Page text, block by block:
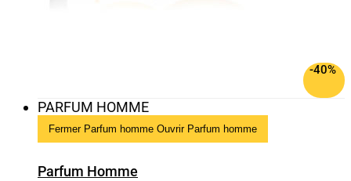
-40%
PARFUM HOMME
Fermer Parfum homme Ouvrir Parfum homme
Parfum Homme